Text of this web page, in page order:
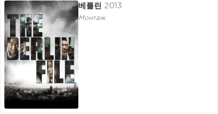
베를린 2013
Монтаж